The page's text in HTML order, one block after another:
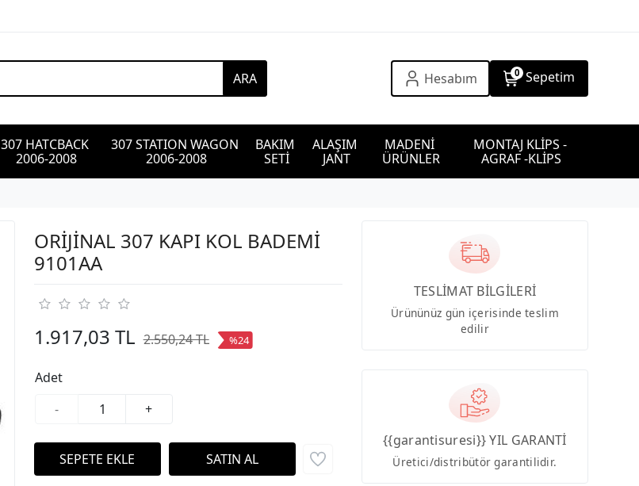
ARA Hesabım 0 Sepetim
307 HATCBACK
2006-2008
307 STATION WAGON
2006-2008
BAKIM
SETİ
ALAŞIM
JANT
MADENİ
ÜRÜNLER
MONTAJ KLİPS -
AGRAF -KLİPS
ORİJİNAL 307 KAPI KOL BADEMİ
9101AA
1.917,03 TL 2.550,24 TL %24
Adet
-
+
TESLİMAT BİLGİLERİ
Ürününüz gün içerisinde teslim
edilir
{{garantisuresi}} YIL GARANTİ
Üretici/distribütör garantilidir.